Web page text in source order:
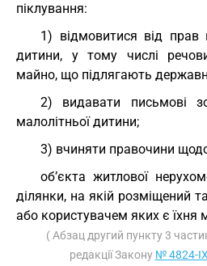
піклування:
1) відмовитися від прав
дитини, у тому числі
майно, що підлягають
2) видавати письмові
малолітньої дитини;
3) вчиняти правочини
об’єкта житлової
ділянки, на якій розміщений
або користувачем яких є їхня
( Абзац другий пункту 3
редакції Закону № 4824-